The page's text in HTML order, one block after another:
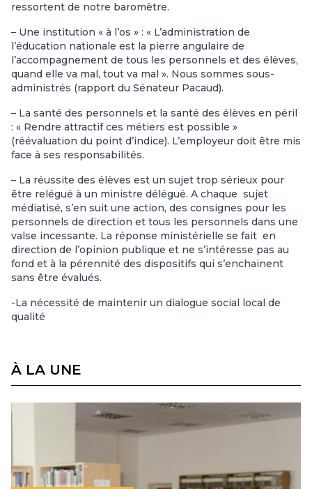
ressortent de notre baromètre.
– Une institution « à l’os » : « L’administration de
l’éducation nationale est la pierre angulaire de
l’accompagnement de tous les personnels et des élèves,
quand elle va mal, tout va mal ». Nous sommes sous-
administrés (rapport du Sénateur Pacaud).
– La santé des personnels et la santé des élèves en péril
: « Rendre attractif ces métiers est possible »
(réévaluation du point d’indice). L’employeur doit être mis
face à ses responsabilités.
– La réussite des élèves est un sujet trop sérieux pour
être relégué à un ministre délégué. A chaque sujet
médiatisé, s’en suit une action, des consignes pour les
personnels de direction et tous les personnels dans une
valse incessante. La réponse ministérielle se fait en
direction de l’opinion publique et ne s’intéresse pas au
fond et à la pérennité des dispositifs qui s’enchainent
sans être évalués.
-La nécessité de maintenir un dialogue social local de
qualité
À LA UNE